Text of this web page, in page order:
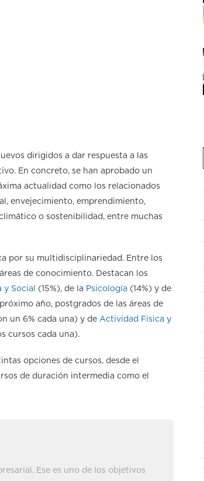
dirigidos a dar respuesta a las
En concreto, se han aprobado un
actualidad como los relacionados
envejecimiento, emprendimiento,
o sostenibilidad, entre muchas
por su multidisciplinariedad. Entre los
de conocimiento. Destacan los
y Social (15%), de la Psicología (14%) y de
año, postgrados de las áreas de
un 6% cada una) y de Actividad Física y
cursos cada una).
opciones de cursos, desde el
de duración intermedia como el
Ese es uno de los objetivos